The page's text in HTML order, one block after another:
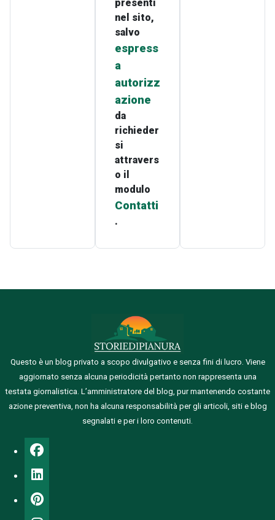
presenti
nel sito,
salvo
espress
a
autorizz
azione
da
richieder
si
attravers
o il
modulo
Contatti
.
Questo è un blog privato a scopo divulgativo e senza fini di lucro. Viene
aggiornato senza alcuna periodicità pertanto non rappresenta una
testata giornalistica. L’amministratore del blog, pur mantenendo costante
azione preventiva, non ha alcuna responsabilità per gli articoli, siti e blog
segnalati e per i loro contenuti.